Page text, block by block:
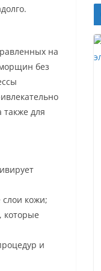
на
без
также для
кожи;
которые
и